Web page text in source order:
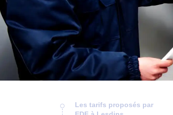
Les tarifs proposés par